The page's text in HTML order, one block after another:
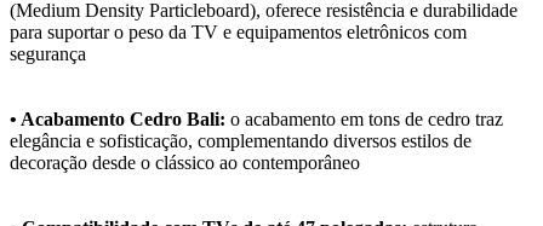
(Medium Density Particleboard), oferece resistência e durabilidade
para suportar o peso da TV e equipamentos eletrônicos com
segurança
• Acabamento Cedro Bali: o acabamento em tons de cedro traz
elegância e sofisticação, complementando diversos estilos de
decoração desde o clássico ao contemporâneo